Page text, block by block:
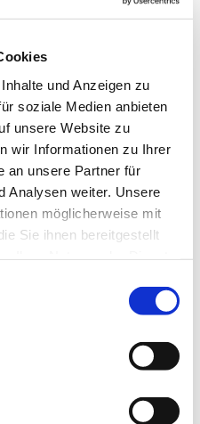
und Anzeigen zu
soziale Medien anbieten
unsere Website zu
wir Informationen zu Ihrer
an unsere Partner für
Analysen weiter. Unsere
möglicherweise mit
Sie ihnen bereitgestellt
Monika Weitze, Tel.: